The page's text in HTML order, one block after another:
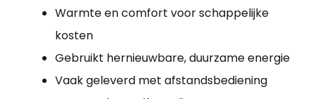
Warmte en comfort voor schappelijke
kosten
Gebruikt hernieuwbare, duurzame energie
Vaak geleverd met afstandsbediening